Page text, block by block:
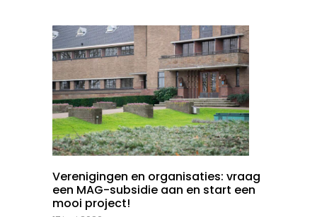
Verenigingen en organisaties: vraag
een MAG-subsidie aan en start een
mooi project!